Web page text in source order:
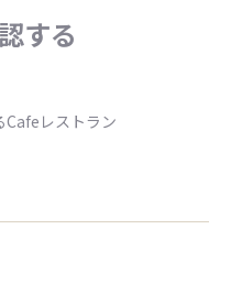
する
Cafeレストラン